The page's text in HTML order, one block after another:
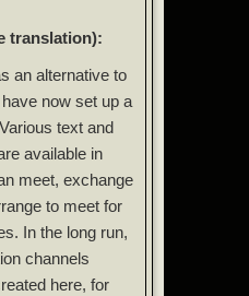
translation):
an alternative to
now set up a
text and
available in
meet, exchange
to meet for
In the long run,
channels
here, for